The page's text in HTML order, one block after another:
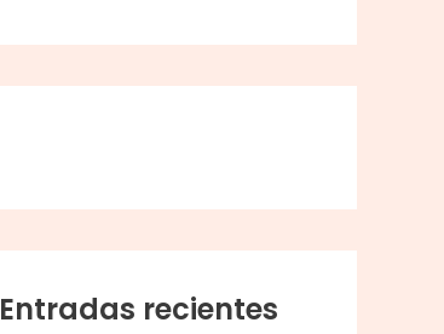
Entradas recientes